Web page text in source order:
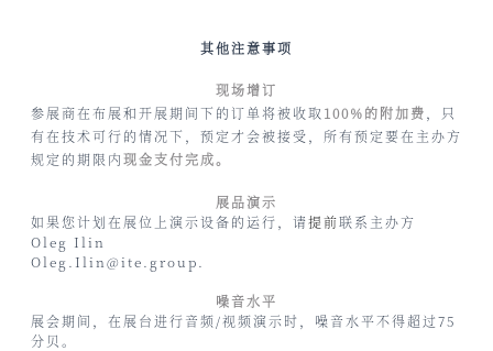
其他注意事项
现场增订
参展商在布展和开展期间下的订单将被收取 100%的附加费，只
有在技术可行的情况下，预定才会被接受，所有预定要在主办方
规定的期限内现金支付完成。
展品演示
如果您计划在展位上演示设备的运行，请提前联系主办方
Oleg Ilin
Oleg.Ilin@ite.group.
噪音水平
展会期间，在展台进行音频/视频演示时，噪音水平不得超过75
分贝。